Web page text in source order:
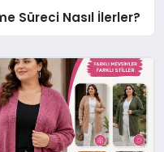
Süreci Nasıl İlerler?